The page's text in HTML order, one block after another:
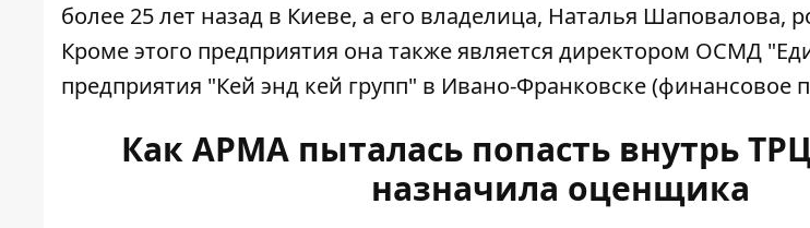
более 25 лет назад в Киеве, а его владелица, Наталья Шаповалова,
Кроме этого предприятия она также является директором ОСМД
предприятия "Кей энд кей групп" в Ивано-Франковске (финансовое
Как АРМА пыталась попасть внутрь
назначила оценщика